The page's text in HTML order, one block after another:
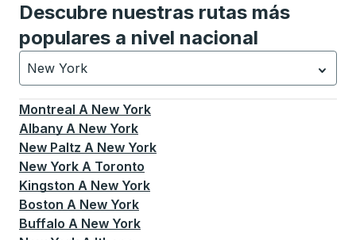
Descubre nuestras rutas más
populares a nivel nacional
New York
Currently selected: New York.La selección está
Montreal A New York
Albany A New York
New Paltz A New York
New York A Toronto
Kingston A New York
Boston A New York
Buffalo A New York